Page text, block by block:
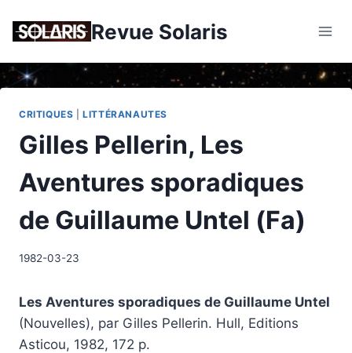
Revue Solaris
CRITIQUES |LITTÉRANAUTES
Gilles Pellerin, Les
Aventures sporadiques
de Guillaume Untel (Fa)
1982-03-23
Les Aventures sporadiques de Guillaume Untel
(Nouvelles), par Gilles Pellerin. Hull, Editions
Asticou, 1982, 172 p.